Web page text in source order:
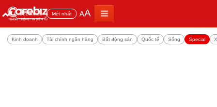
Đọc nhiều Mới nhất AA
Kinh doanh Tài chính ngân hàng Bất động sản Quốc tế Sống Special